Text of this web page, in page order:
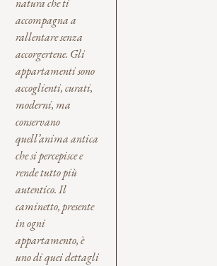
natura che ti
accompagna a
rallentare senza
accorgertene. Gli
appartamenti sono
accoglienti, curati,
moderni, ma
conservano
quell’anima antica
che si percepisce e
rende tutto più
autentico. Il
caminetto, presente
in ogni
appartamento, è
uno di quei dettagli